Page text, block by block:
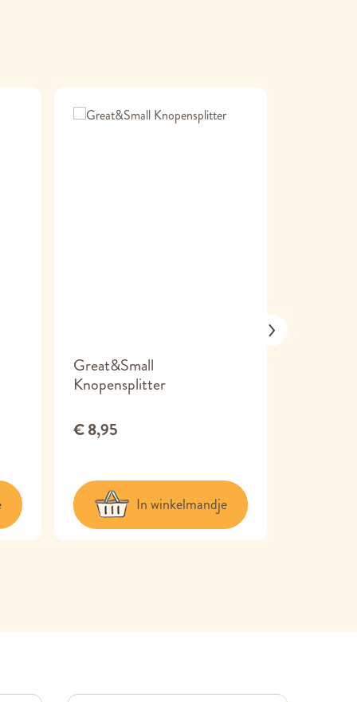
Great&Small
Knopensplitter
€ 8,95
In winkelmandje